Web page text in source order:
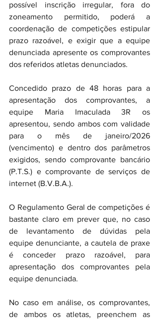
possível inscrição irregular, fora do
zoneamento permitido, poderá a
coordenação de competições estipular
prazo razoável, e exigir que a equipe
denunciada apresente os comprovantes
dos referidos atletas denunciados.
Concedido prazo de 48 horas para a
apresentação dos comprovantes, a
equipe Maria Imaculada 3R os
apresentou, sendo ambos com validade
para o mês de janeiro/2026
(vencimento) e dentro dos parâmetros
exigidos, sendo comprovante bancário
(P.T.S.) e comprovante de serviços de
internet (B.V.B.A.).
O Regulamento Geral de competições é
bastante claro em prever que, no caso
de levantamento de dúvidas pela
equipe denunciante, a cautela de praxe
é conceder prazo razoável, para
apresentação dos comprovantes pela
equipe denunciada.
No caso em análise, os comprovantes,
de ambos os atletas, preenchem as